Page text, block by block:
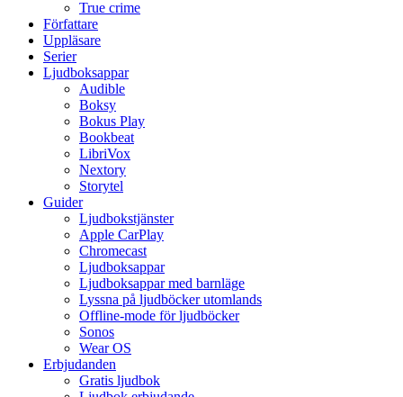
True crime
Författare
Uppläsare
Serier
Ljudboksappar
Audible
Boksy
Bokus Play
Bookbeat
LibriVox
Nextory
Storytel
Guider
Ljudbokstjänster
Apple CarPlay
Chromecast
Ljudboksappar
Ljudboksappar med barnläge
Lyssna på ljudböcker utomlands
Offline-mode för ljudböcker
Sonos
Wear OS
Erbjudanden
Gratis ljudbok